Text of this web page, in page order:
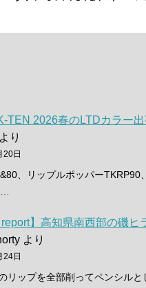
TEN 2026春のLTDカラー出
より
20日
、リップルポッパーTKRP90
report】高知県南西部の磯ヒ
より
24日
リップを全部削ってペンシルと